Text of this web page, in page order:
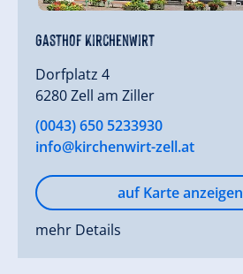
Gasthof Kirchenwirt
Dorfplatz 4
6280 Zell am Ziller
(0043) 650 5233930
info@kirchenwirt-zell.at
auf Karte anzeigen
mehr Details